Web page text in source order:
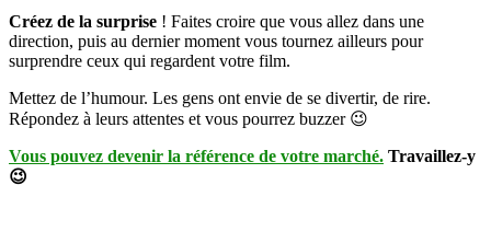
Créez de la surprise ! Faites croire que vous allez dans une
direction, puis au dernier moment vous tournez ailleurs pour
surprendre ceux qui regardent votre film.
Mettez de l’humour. Les gens ont envie de se divertir, de rire.
Répondez à leurs attentes et vous pourrez buzzer 😉
Vous pouvez devenir la référence de votre marché. Travaillez-y
😉